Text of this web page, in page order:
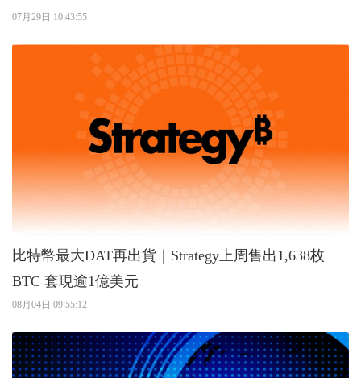
07月29日 10:43:55
比特幣最大DAT再出貨｜Strategy上周售出1,638枚
BTC 套現逾1億美元
08月04日 09:55:12